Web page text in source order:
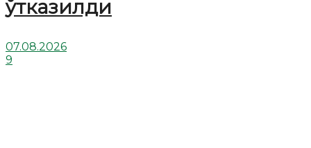
ўтказилди
07.08.2026
9